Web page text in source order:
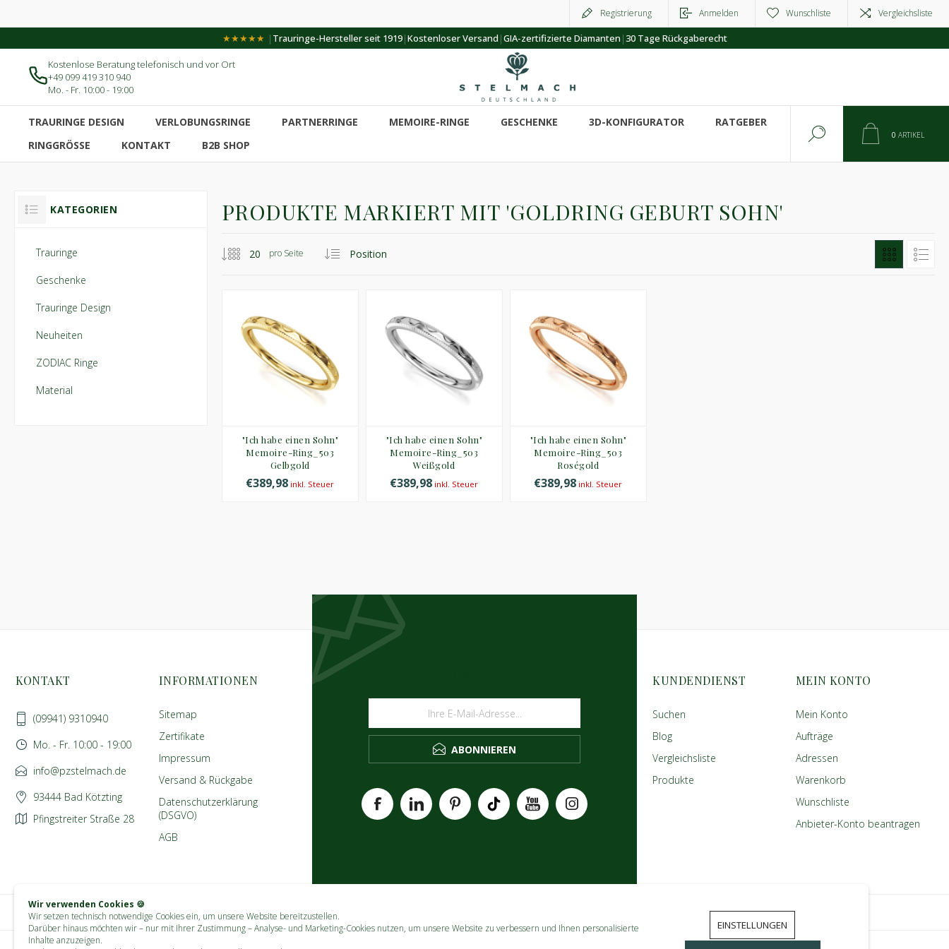
Registrierung Anmelden Wunschliste Vergleichsliste
★★★★★ | Trauringe-Hersteller seit 1919|Kostenloser Versand |GIA-zertifizierte Diamanten |30 Tage Rückgaberecht
Kostenlose Beratung telefonisch und vor Ort
+49 099 419 310 940
Mo. - Fr. 10:00 - 19:00
TRAURINGE DESIGN VERLOBUNGSRINGE PARTNERRINGE MEMOIRE-RINGE GESCHENKE 3D-KONFIGURATOR
RATGEBER
RINGGRÖSSE
KONTAKT B2B SHOP
0 ARTIKEL
PRODUKTE MARKIERT MIT 'GOLDRING GEBURT SOHN'
pro Seite
"Ich habe einen Sohn"
Memoire-Ring_503
Gelbgold
€389,98 inkl. Steuer
"Ich habe einen Sohn"
Memoire-Ring_503
Weißgold
€389,98 inkl. Steuer
"Ich habe einen Sohn"
Memoire-Ring_503
Roségold
€389,98 inkl. Steuer
KATEGORIEN
Trauringe
Geschenke
Trauringe Design
Neuheiten
ZODIAC Ringe
Material
Wir verwenden Cookies 🍪
Wir setzen technisch notwendige Cookies ein, um unsere Website bereitzustellen.
Darüber hinaus möchten wir – nur mit Ihrer Zustimmung – Analyse- und Marketing-Cookies nutzen, um unsere Website zu verbessern und Ihnen personalisierte
Inhalte anzuzeigen.
EINSTELLUNGEN
ABONNIEREN
KONTAKT
(09941) 9310940
Mo. - Fr. 10:00 - 19:00
info@pzstelmach.de
93444 Bad Kötzting
Pfingstreiter Straße 28
INFORMATIONEN
Sitemap
Zertifikate
Impressum
Versand & Rückgabe
Datenschutzerklärung
(DSGVO)
AGB
KUNDENDIENST
Suchen
Blog
Vergleichsliste
Produkte
MEIN KONTO
Mein Konto
Aufträge
Adressen
Warenkorb
Wunschliste
Anbieter-Konto beantragen